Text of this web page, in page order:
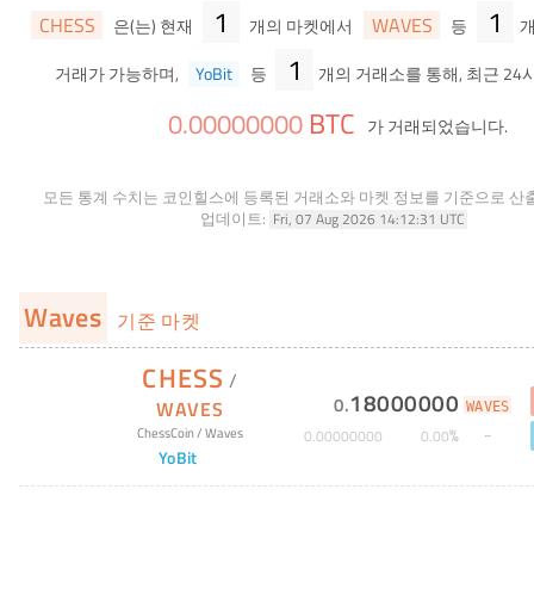
CHESS 은(는) 현재 1 개의 마켓에서 WAVES 등 1
거래가 가능하며,
YoBit 등 1 개의 거래소를 통해, 최근 24
0.00000000 BTC 가 거래되었습니다.
모든 통계 수치는 코인힐스에 등록된 거래소와 마켓 정보를 기준으로 산
업데이트: Fri, 07 Aug 2026 14:12:31 UTC
Waves 기준 마켓
CHESS /
WAVES
ChessCoin/Waves
YoBit
0.18000000 WAVES
0.00000000 0.00%